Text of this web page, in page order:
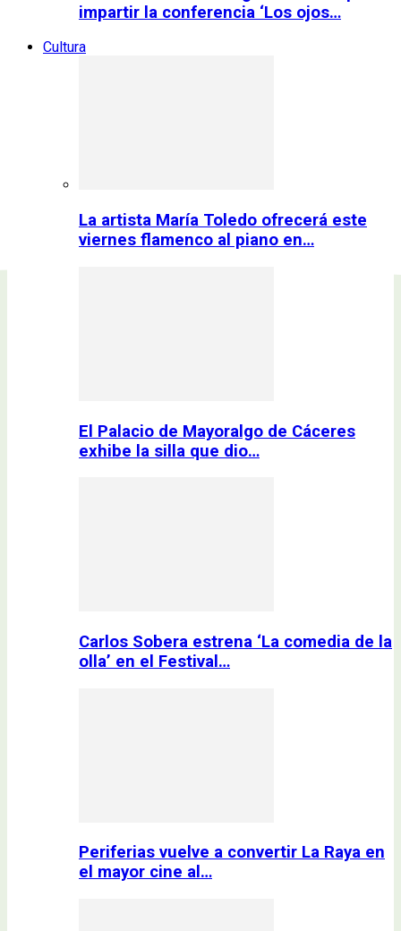
impartir la conferencia ‘Los ojos…
Cultura
La artista María Toledo ofrecerá este
viernes flamenco al piano en…
El Palacio de Mayoralgo de Cáceres
exhibe la silla que dio…
Carlos Sobera estrena ‘La comedia de la
olla’ en el Festival…
Periferias vuelve a convertir La Raya en
el mayor cine al…